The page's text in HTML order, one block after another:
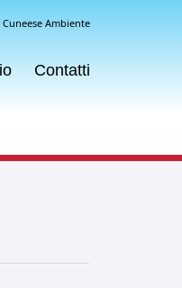
Ambiente
Contatti